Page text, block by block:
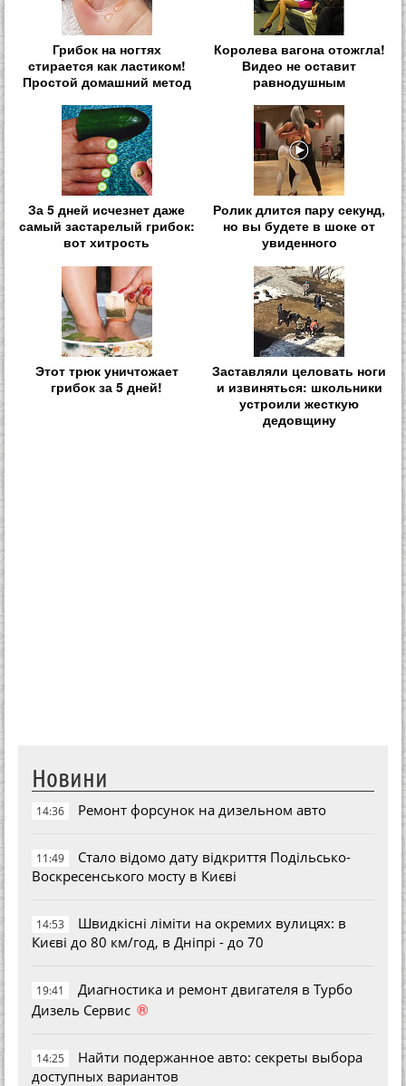
Грибок на ногтях
стирается как ластиком!
Простой домашний метод
Королева вагона отожгла!
Видео не оставит
равнодушным
За 5 дней исчезнет даже
самый застарелый грибок:
вот хитрость
Ролик длится пару секунд,
но вы будете в шоке от
увиденного
Этот трюк уничтожает
грибок за 5 дней!
Заставляли целовать ноги
и извиняться: школьники
устроили жесткую
дедовщину
Новини
14:36 Ремонт форсунок на дизельном авто
11:49
Стало відомо дату відкриття Подільсько-
Воскресенського мосту в Києві
14:53
Швидкісні ліміти на окремих вулицях: в
Києві до 80 км/год, в Дніпрі - до 70
19:41
Диагностика и ремонт двигателя в Турбо
Дизель Сервис ®
14:25
Найти подержанное авто: секреты выбора
доступных вариантов